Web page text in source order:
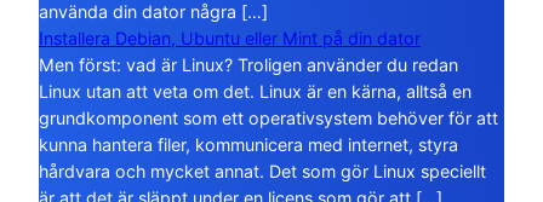
använda din dator några […]
Installera Debian, Ubuntu eller Mint på din dator
Men först: vad är Linux? Troligen använder du redan
Linux utan att veta om det. Linux är en kärna, alltså en
grundkomponent som ett operativsystem behöver för att
kunna hantera filer, kommunicera med internet, styra
hårdvara och mycket annat. Det som gör Linux speciellt